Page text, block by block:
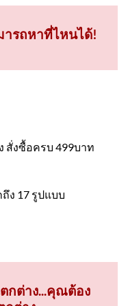
รถหาที่ไหนได้!
สั่งซื้อครบ 499บาท
ง 17 รูปแบบ
กต่าง...คุณต้อง